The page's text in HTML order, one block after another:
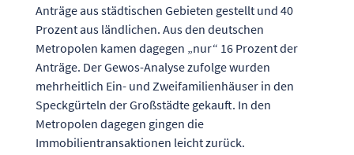
Anträge aus städtischen Gebieten gestellt und 40
Prozent aus ländlichen. Aus den deutschen
Metropolen kamen dagegen „nur“ 16 Prozent der
Anträge. Der Gewos-Analyse zufolge wurden
mehrheitlich Ein- und Zweifamilienhäuser in den
Speckgürteln der Großstädte gekauft. In den
Metropolen dagegen gingen die
Immobilientransaktionen leicht zurück.